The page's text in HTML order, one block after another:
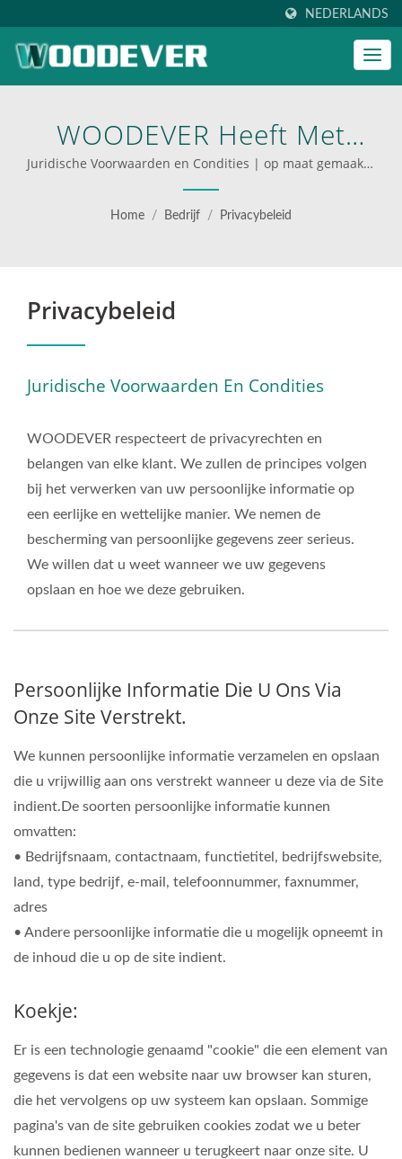
NEDERLANDS
WOODEVER Heeft Met
Succes Handmatige
Oplossingen Geleverd Aan
Verhoog Uw Operaties Met
Handwagens En
WOODEVER
Juridische Voorwaarden en Condities | op maat gemaakte
steigers voor bedrijven
Home / Bedrijf / Privacybeleid
Privacybeleid
Juridische Voorwaarden En Condities
WOODEVER respecteert de privacyrechten en
belangen van elke klant. We zullen de principes volgen
bij het verwerken van uw persoonlijke informatie op
een eerlijke en wettelijke manier. We nemen de
bescherming van persoonlijke gegevens zeer serieus.
We willen dat u weet wanneer we uw gegevens
opslaan en hoe we deze gebruiken.
Persoonlijke Informatie Die U Ons Via
Onze Site Verstrekt.
We kunnen persoonlijke informatie verzamelen en opslaan
die u vrijwillig aan ons verstrekt wanneer u deze via de Site
indient.De soorten persoonlijke informatie kunnen
omvatten:
• Bedrijfsnaam, contactnaam, functietitel, bedrijfswebsite,
land, type bedrijf, e-mail, telefoonnummer, faxnummer,
adres
• Andere persoonlijke informatie die u mogelijk opneemt in
de inhoud die u op de site indient.
Koekje:
Er is een technologie genaamd "cookie" die een element van
gegevens is dat een website naar uw browser kan sturen,
die het vervolgens op uw systeem kan opslaan. Sommige
pagina's van de site gebruiken cookies zodat we u beter
kunnen bedienen wanneer u terugkeert naar onze site. U